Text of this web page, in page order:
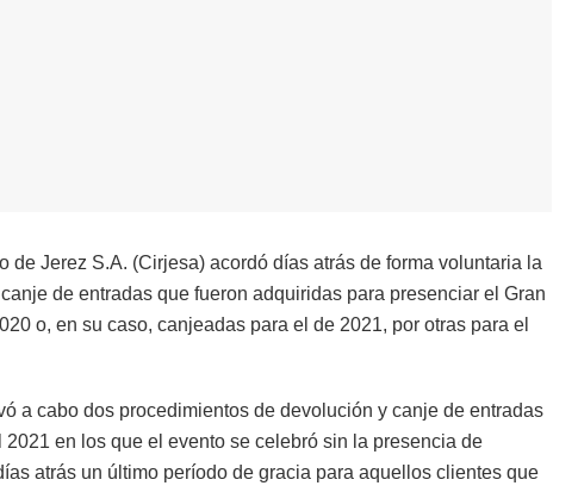
de Jerez S.A. (Cirjesa) acordó días atrás de forma voluntaria la
de entradas que fueron adquiridas para presenciar el Gran
o, en su caso, canjeadas para el de 2021, por otras para el
a cabo dos procedimientos de devolución y canje de entradas
en los que el evento se celebró sin la presencia de
atrás un último período de gracia para aquellos clientes que